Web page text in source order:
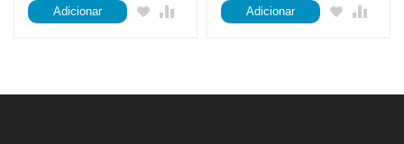
Adicionar Adicionar